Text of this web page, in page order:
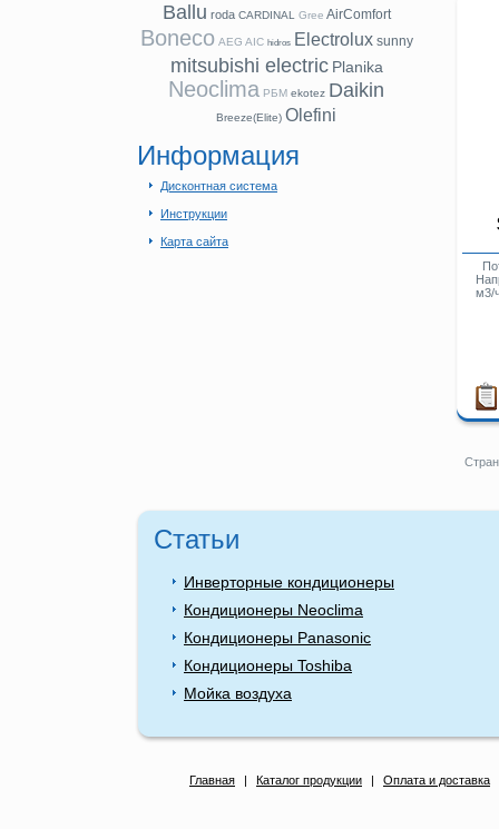
м3/
Ballu roda CARDINAL Gree AirComfort
Boneco AEG AIC hidros Electrolux sunny
mitsubishi electric Planika
Neoclima РБМ ekotez Daikin
Breeze(Elite) Olefini
Информация
Дисконтная система
Инструкции
Карта сайта
Статьи
Инверторные кондиционеры
Кондиционеры Neoclima
Кондиционеры Panasonic
Кондиционеры Toshiba
Мойка воздуха
Главная | Каталог продукции | Оплата и доставка